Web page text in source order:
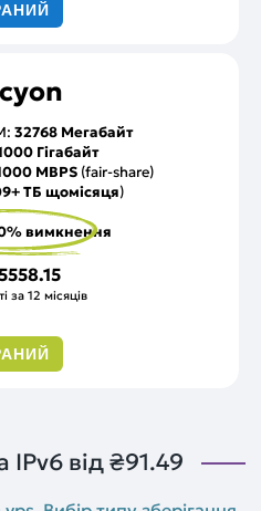
32768 Мегабайт
Гігабайт
MBPS (fair-share)
ТБ щомісяця)
вимкнення
за 12 місяців
IPv6 від₴91.49